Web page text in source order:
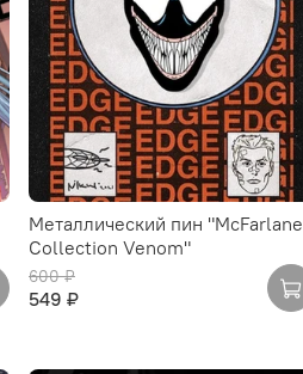
Металлический пин "McFarlane
Collection Venom"
600 ₽
549 ₽